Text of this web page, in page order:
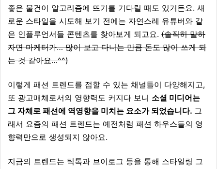
좋은 물건이 알고리즘에 뜨기를 기다릴 때도 있거든요. 새
로운 스타일을 시도해 보기 전에는 자연스레 유튜버와 같
은 인플루언서들 콘텐츠를 찾아보게 되고요. (솔직히 말하
자면 마케터가… 많이 보고 다니는 만큼 돈도 많이 쓰게 되
는 것 같아요…^^)
이렇게 패션 트렌드를 접할 수 있는 채널들이 다양해지고,
또 광고매체로서의 영향력도 커지다 보니 소셜 미디어는
그 자체로 패션에 역영향을 미치는 요소가 되었습니다. 그
래서 요즘의 패션 트렌드는 예전처럼 패션 하우스들의 영
향력만으로 생성되지 않아요.
지금의 트렌드는 틱톡과 브이로그 등을 통해 스타일링 그